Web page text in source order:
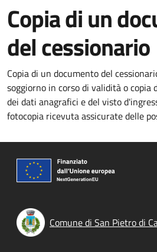
Copia di un
del cessionario
Copia di un documento del
soggiorno in corso di validità o copia
dei dati anagrafici e del visto
fotocopia ricevuta assicurate delle
Comune di San Pietro di